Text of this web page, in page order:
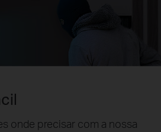
onde precisar com a nossa